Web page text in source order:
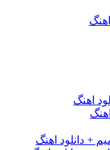
اهنگ
+ دانلود اهنگ